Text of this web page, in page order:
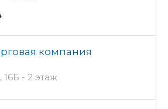
компания
16Б - 2 этаж